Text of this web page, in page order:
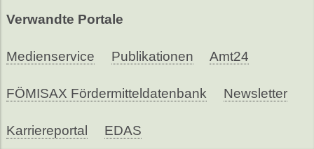
Verwandte Portale
Medienservice Publikationen Amt24
FÖMISAX Fördermitteldatenbank Newsletter
Karriereportal EDAS